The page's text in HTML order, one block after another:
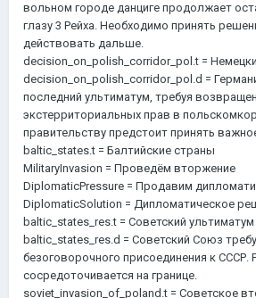
вольном городе данциге продолжает
глазу 3 Рейха. Необходимо принять
действовать дальше.
decision_on_polish_corridor_pol.t =
decision_on_polish_corridor_pol.d =
последний ультиматум, требуя
экстерриториальных прав в
правительству предстоит принять
baltic_states.t = Балтийские страны
MilitaryInvasion = Проведём вторжение
DiplomaticPressure = Продавим
DiplomaticSolution = Дипломатическое
baltic_states_res.t = Советский ультиматум
baltic_states_res.d = Советский Союз
безоговорочного присоединения к СССР.
сосредоточивается на границе.
soviet_invasion_of_poland.t = Советское